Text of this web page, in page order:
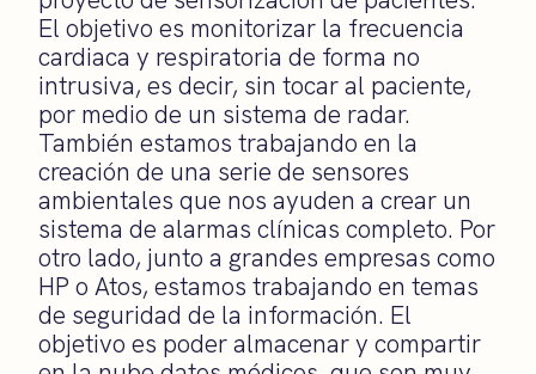
El objetivo es monitorizar la frecuencia
cardiaca y respiratoria de forma no
intrusiva, es decir, sin tocar al paciente,
por medio de un sistema de radar.
También estamos trabajando en la
creación de una serie de sensores
ambientales que nos ayuden a crear un
sistema de alarmas clínicas completo. Por
otro lado, junto a grandes empresas como
HP o Atos, estamos trabajando en temas
de seguridad de la información. El
objetivo es poder almacenar y compartir